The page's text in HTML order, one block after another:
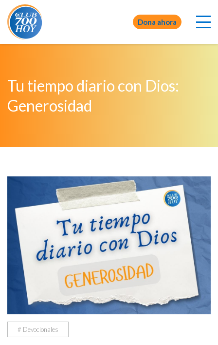
Dona ahora
Tu tiempo diario con Dios:
Generosidad
# Devocionales